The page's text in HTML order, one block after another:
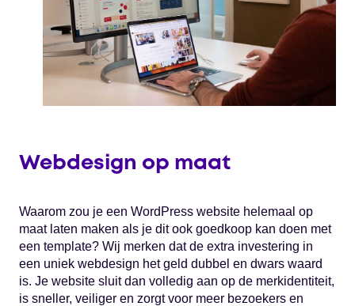
Webdesign op maat
Waarom zou je een WordPress website helemaal op
maat laten maken als je dit ook goedkoop kan doen met
een template? Wij merken dat de extra investering in
een uniek webdesign het geld dubbel en dwars waard
is. Je website sluit dan volledig aan op de merkidentiteit,
is sneller, veiliger en zorgt voor meer bezoekers en